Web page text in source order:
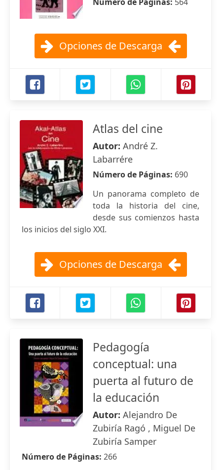
Opciones de Descarga
Atlas del cine
Autor: André Z.
Labarrére
Número de Páginas: 690
Un panorama completo de
toda la historia del cine,
desde sus comienzos hasta
los inicios del siglo XXI.
Opciones de Descarga
Pedagogía
conceptual: una
puerta al futuro de
la educación
Autor: Alejandro De
Zubiría Ragó , Miguel De
Zubiría Samper
Número de Páginas: 266